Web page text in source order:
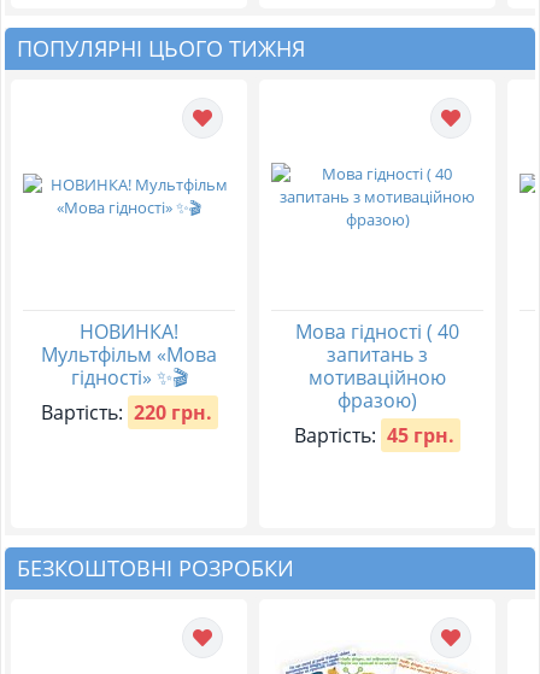
ПОПУЛЯРНІ ЦЬОГО ТИЖНЯ
НОВИНКА!
Мультфільм «Мова
гідності» ✨🎬
Вартість: 220 грн.
Мова гідності ( 40
запитань з
мотиваційною
фразою)
Вартість: 45 грн.
БЕЗКОШТОВНІ РОЗРОБКИ